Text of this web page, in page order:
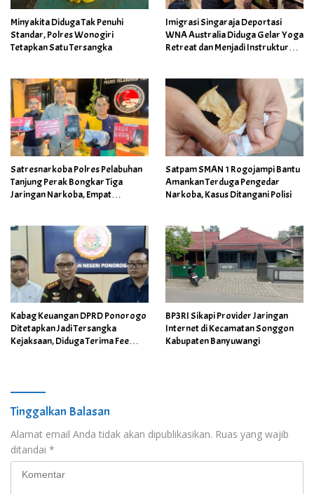
Minyakita Diduga Tak Penuhi
Standar, Polres Wonogiri
Tetapkan Satu Tersangka
Imigrasi Singaraja Deportasi
WNA Australia Diduga Gelar Yoga
Retreat dan Menjadi Instruktur
Satresnarkoba Polres Pelabuhan
Tanjung Perak Bongkar Tiga
Jaringan Narkoba, Empat
Satpam SMAN 1 Rogojampi Bantu
Amankan Terduga Pengedar
Narkoba, Kasus Ditangani Polisi
Kabag Keuangan DPRD Ponorogo
Ditetapkan Jadi Tersangka
Kejaksaan, Diduga Terima Fee
BP3RI Sikapi Provider Jaringan
Internet di Kecamatan Songgon
Kabupaten Banyuwangi
Tinggalkan Balasan
Alamat email Anda tidak akan dipublikasikan. Ruas yang wajib
ditandai *